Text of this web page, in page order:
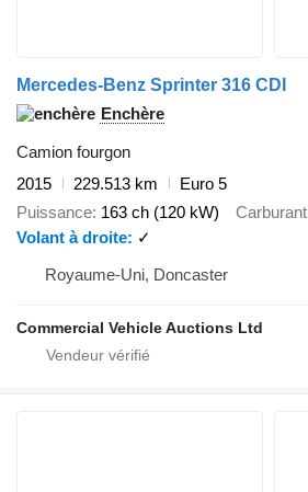
Mercedes-Benz Sprinter 316 CDI
Enchère
Camion fourgon
2015
229.513 km
Euro 5
Puissance 163 ch (120 kW) Carburant
Volant à droite
✓
Royaume-Uni, Doncaster
Commercial Vehicle Auctions Ltd